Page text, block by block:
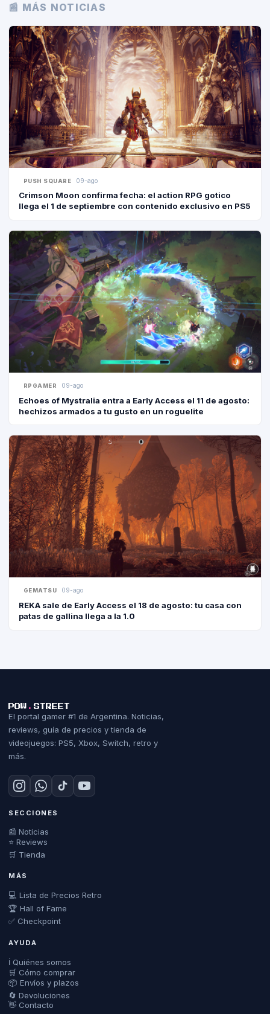
📰 MÁS NOTICIAS
PUSH SQUARE 09-ago
Crimson Moon confirma fecha: el action RPG gotico
llega el 1 de septiembre con contenido exclusivo en PS5
RPGAMER 09-ago
Echoes of Mystralia entra a Early Access el 11 de agosto:
hechizos armados a tu gusto en un roguelite
GEMATSU 09-ago
REKA sale de Early Access el 18 de agosto: tu casa con
patas de gallina llega a la 1.0
POW . STREET
El portal gamer #1 de Argentina. Noticias,
reviews, guía de precios y tienda de
videojuegos: PS5, Xbox, Switch, retro y
más.
SECCIONES
📰 Noticias
⭐ Reviews
🛒 Tienda
MÁS
💻 Lista de Precios Retro
🏆 Hall of Fame
✅ Checkpoint
AYUDA
ℹ️ Quiénes somos
🛒 Cómo comprar
📦 Envíos y plazos
🔄 Devoluciones
👋 Contacto